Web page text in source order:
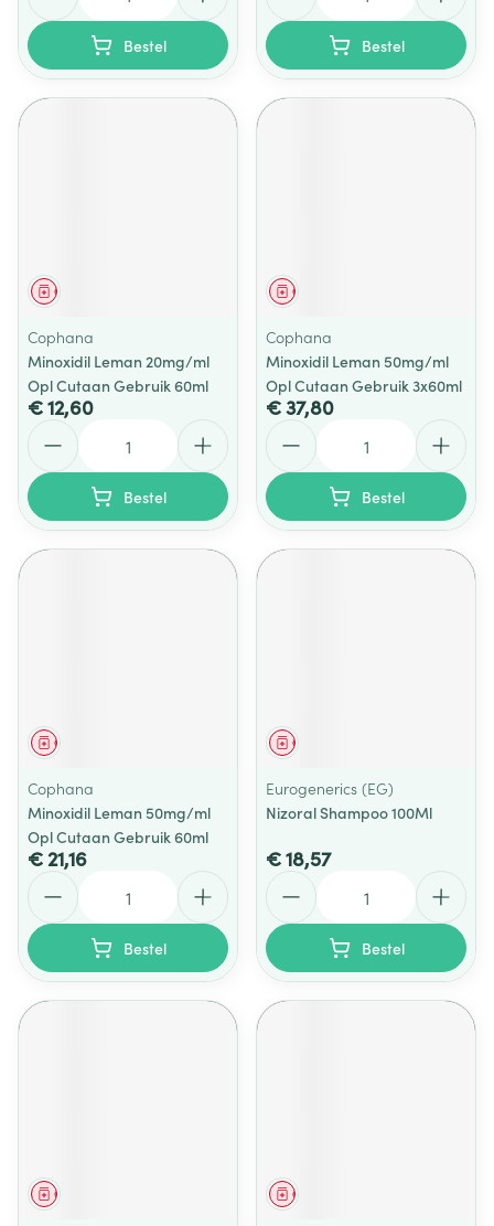
Bestel Bestel
Geneesmiddel
Cophana
Minoxidil Leman 20mg/ml
Opl Cutaan Gebruik 60ml
€ 12,60
Bestel
Geneesmiddel
Cophana
Minoxidil Leman 50mg/ml
Opl Cutaan Gebruik 3x60ml
€ 37,80
Bestel
Geneesmiddel
Cophana
Minoxidil Leman 50mg/ml
Opl Cutaan Gebruik 60ml
€ 21,16
Bestel
Geneesmiddel
Eurogenerics (EG)
Nizoral Shampoo 100Ml
€ 18,57
Bestel
Geneesmiddel Geneesmiddel